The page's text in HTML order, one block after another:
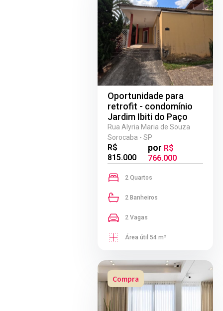
Oportunidade para
retrofit - condomínio
Jardim Ibiti do Paço
Rua Alyria Maria de Souza
Sorocaba - SP
R$
815.000
por R$
766.000
2 Quartos
2 Banheiros
2 Vagas
Área útil 54 m²
Compra